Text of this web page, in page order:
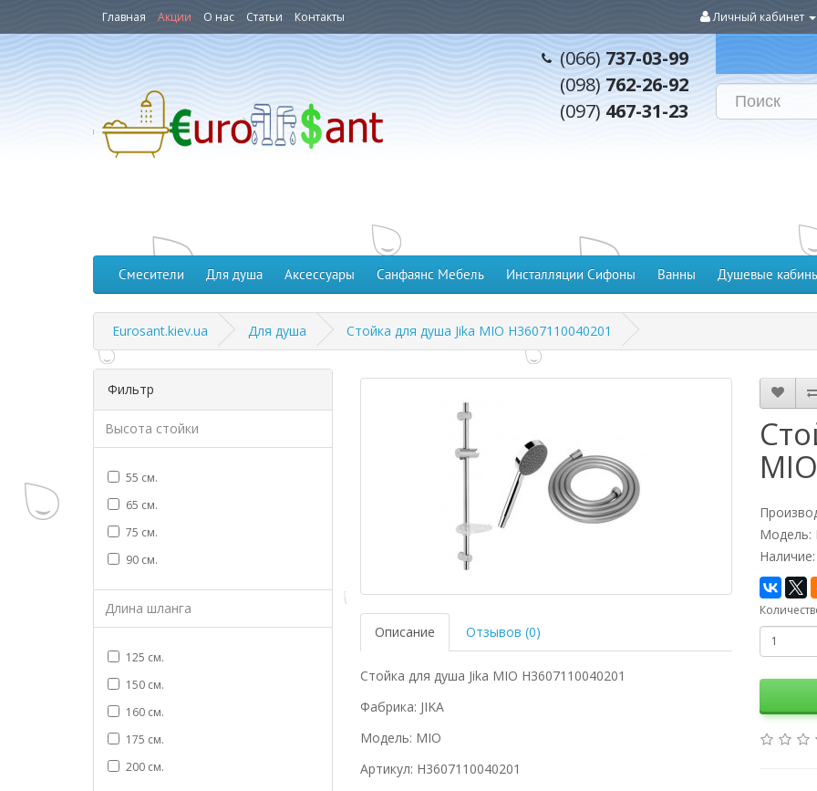
Главная Акции О нас Статьи Контакты Личный кабинет
(066) 737-03-99
(098)762-26-92
(097) 467-31-23
Смесители Для душа Аксессуары Санфаянс Мебель Инсталляции Сифоны Ванны Душевые
Eurosant.kiev.ua Для душа Стойка для душа Jika MIO H3607110040201
Фильтр
Высота стойки
55 см.
65 см.
75 см.
90 см.
Длина шланга
125 см.
150 см.
160 см.
175 см.
200 см.
Описание Отзывов (0)
Стойка для душа Jika MIO H3607110040201
Фабрика: JIKA
Модель: MIO
Артикул: H3607110040201
Модель: